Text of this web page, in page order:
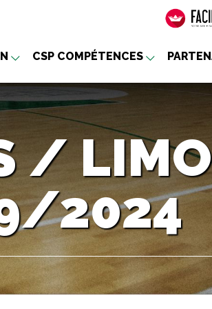
CSP COMPÉTENCES
/
2024